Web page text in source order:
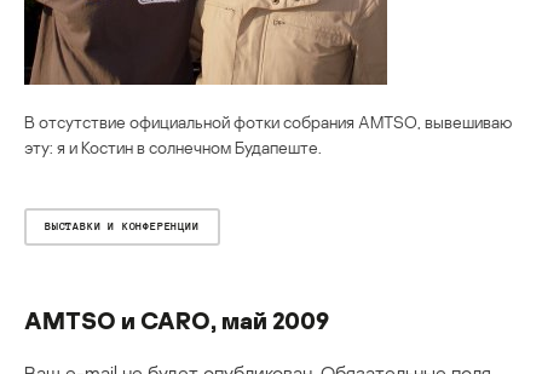
В отсутствие официальной фотки собрания AMTSO, вывешиваю
эту: я и Костин в солнечном Будапеште.
ВЫСТАВКИ И КОНФЕРЕНЦИИ
AMTSO и CARO, май 2009